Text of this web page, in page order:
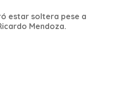
estar soltera pese a
Mendoza.